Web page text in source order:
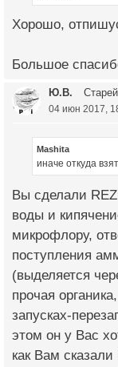
Хорошо,
Большое
Ю.В.
04 июн 2017,
Mashita
иначе откуда
Вы сделали
воды и
микрофлору,
поступления
(выделяется
прочая
запусках-
этом он у Вас
как Вам